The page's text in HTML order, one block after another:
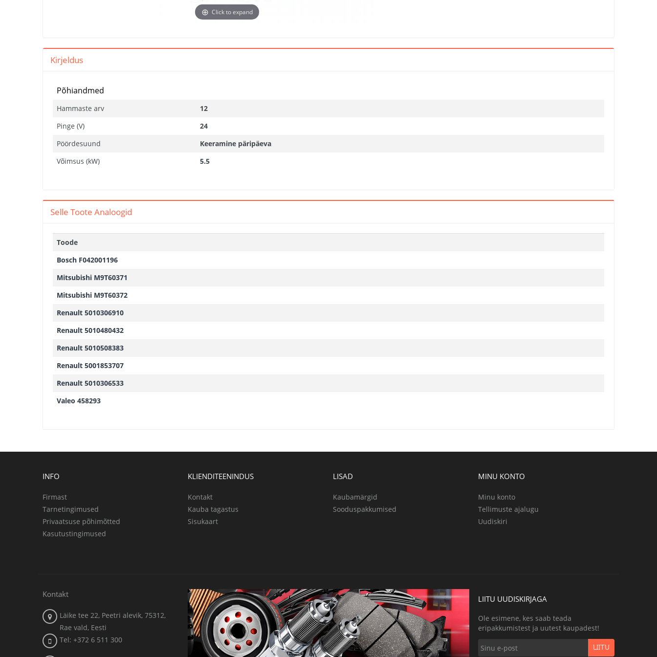
Click to expand
Kirjeldus
Põhiandmed
Hammaste arv
12
Pinge (V)
24
Pöördesuund
Keeramine päripäeva
Võimsus (kW)
5.5
Selle Toote Analoogid
Toode
Bosch F042001196
Mitsubishi M9T60371
Mitsubishi M9T60372
Renault 5010306910
Renault 5010480432
Renault 5010508383
Renault 5001853707
Renault 5010306533
Valeo 458293
INFO
Firmast
Tarnetingimused
Privaatsuse põhimõtted
Kasutustingimused
KLIENDITEENINDUS
Kontakt
Kauba tagastus
Sisukaart
LISAD
Kaubamärgid
Sooduspakkumised
MINU KONTO
Minu konto
Tellimuste ajalugu
Uudiskiri
Kontakt
Läike tee 22, Peetri alevik, 75312,
Rae vald, Eesti
Tel: +372 6 511 300
LIITU UUDISKIRJAGA
Ole esimene, kes saab teada
eripakkumistest ja uutest kaupadest!
LIITU